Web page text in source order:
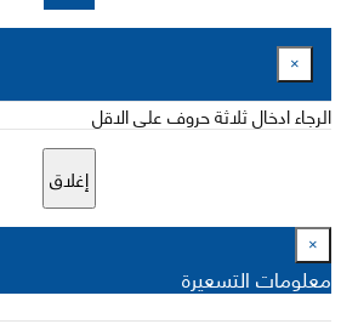
×
الرجاء ادخال ثلاثة حروف على الاقل
إغلاق
×
معلومات التسعيرة